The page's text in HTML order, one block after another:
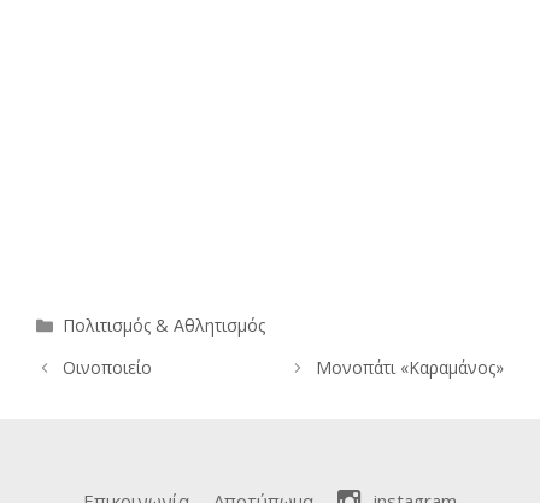
Κατηγορίες
Πολιτισμός & Αθλητισμός
Οινοποιείο
Μονοπάτι «Καραμάνος»